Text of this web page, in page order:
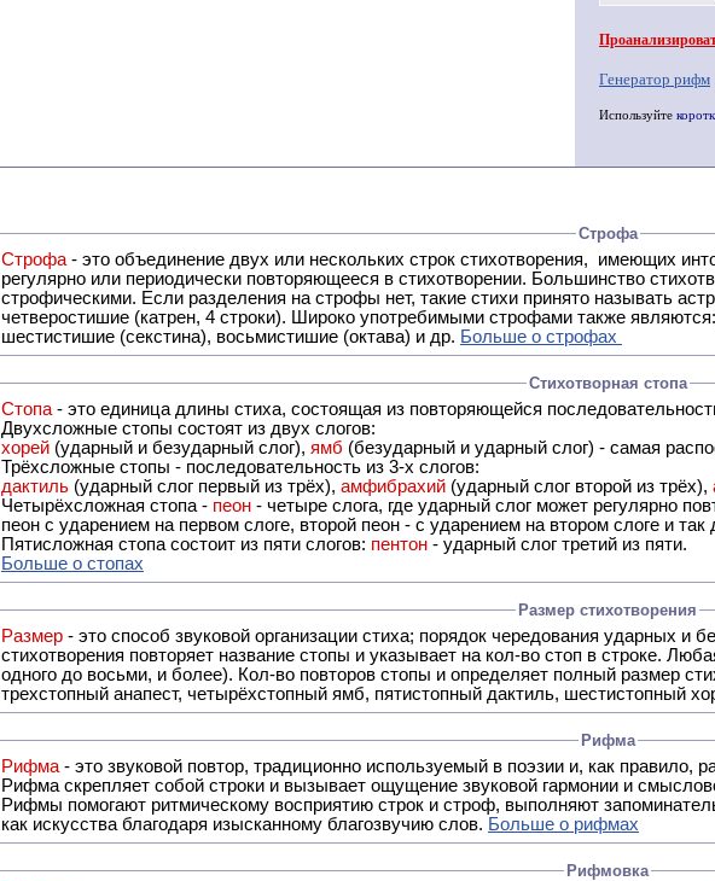
Генератор рифм
Используйте
Строфа
Строфа - это объединение двух или нескольких строк стихотворения, имеющих интонационное сходство или общую систему рифм, и
регулярно или периодически повторяющееся в стихотворении. Большинство стихотворений делятся на строфы и т.о. являются
строфическими. Если разделения на строфы нет, такие стихи принято называть астрофическими. Самая популярная строфа в русской поэзии -
четверостишие (катрен, 4 строки). Широко употребимыми строфами также
шестистишие (секстина), восьмистишие (октава) и др. Больше о строфах
Стихотворная стопа
Стопа - это единица длины стиха, состоящая из повторяющейся
Двухсложные стопы состоят из двух слогов:
хорей (ударный и безударный слог), ямб (безударный и ударный слог) - самая
Трёхсложные стопы - последовательность из 3-х слогов:
дактиль (ударный слог первый из трёх), амфибрахий (ударный слог второй из трёх),
Четырёхсложная стопа - пеон - четыре слога, где ударный слог может регулярно
пеон с ударением на первом слоге, второй пеон - с ударением на втором слоге и так
Пятисложная стопа состоит из пяти слогов: пентон - ударный слог третий из пяти.
Больше о стопах
Размер стихотворения
Размер - это способ звуковой организации стиха; порядок чередования ударных и
стихотворения повторяет название стопы и указывает на кол-во стоп в строке.
одного до восьми, и более). Кол-во повторов стопы и определяет полный размер
трехстопный анапест, четырёхстопный ямб, пятистопный дактиль, шестистопный
Рифма
Рифма
- это звуковой повтор, традиционно используемый в поэзии и,
Рифма скрепляет собой строки и вызывает ощущение звуковой гармонии и
Рифмы помогают ритмическому восприятию строк и строф, выполняют
как искусства благодаря изысканному благозвучию слов. Больше о рифмах
Рифмовка